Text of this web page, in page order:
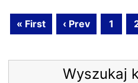
« First ‹ Prev 1
Wyszukaj